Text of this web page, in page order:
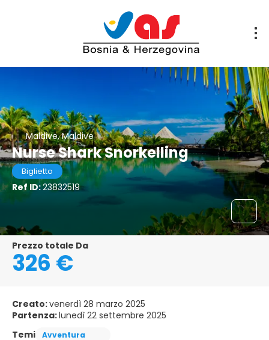
Maldive, Maldive
Nurse Shark Snorkelling
Biglietto
Ref ID:23832519
Prezzo totale Da
326 €
Creato:venerdì 28 marzo 2025
Partenza:lunedì 22 settembre 2025
Temi
Avventura